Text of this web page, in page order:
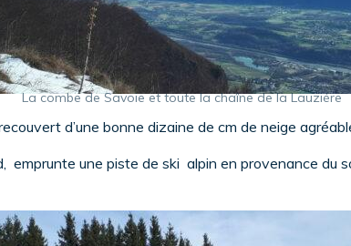
La combe de Savoie et toute la chaîne de la Lauziére
d’une bonne dizaine de cm de neige
emprunte une piste de ski alpin en provenance du